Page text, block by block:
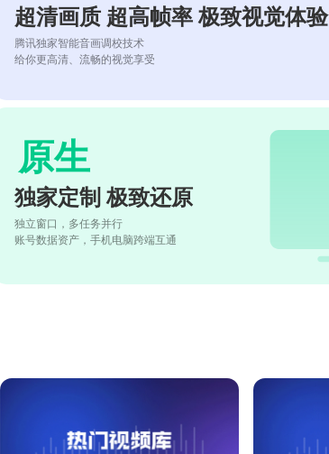
超清画质 超高帧率 极致视觉体验
腾讯独家智能音画调校技术
给你更高清、流畅的视觉享受
原生
独家定制 极致还原
独立窗口，多任务并行
账号数据资产，手机电脑跨端互通